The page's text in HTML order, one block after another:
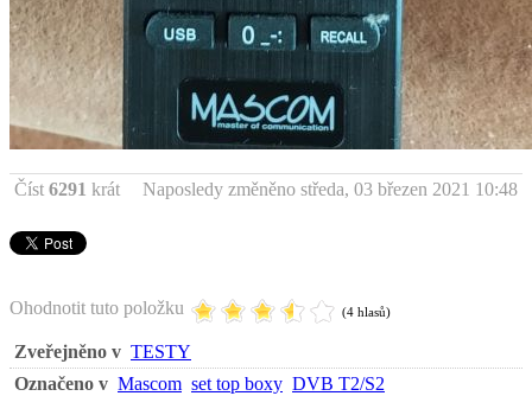
Číst 6291 krát Naposledy změněno středa, 03 březen 2021 10:48
Ohodnotit tuto položku (4 hlasů)
Zveřejněno v TESTY
Označeno v Mascom set top boxy DVB T2/S2